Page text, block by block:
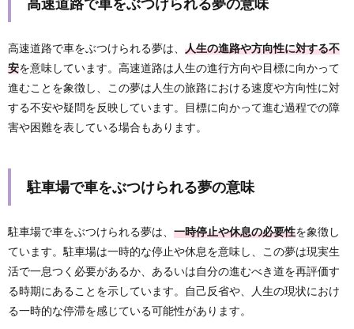
高速道路で車をぶつけられる夢は、 人生の進路や方向性に対する不
安を意味しています。高速道路は人生の進行方向や目標に向かって
進むことを象徴し、この夢は人生の旅路における速度や方向性に対
する不安や疑問を反映しています。目標に向かって進む過程での障
害や困難を表している場合もあります。
駐車場で車をぶつけられる夢の意味
駐車場で車をぶつけられる夢は、 一時停止や休息の必要性を象徴し
ています。駐車場は一時的な停止や休息を意味し、この夢は現実生
活で一息つく必要があるか、あるいは自分の進むべき道を再評価す
る時期にあることを示しています。自己反省や、人生の現状におけ
る一時的な停滞を感じている可能性があります。